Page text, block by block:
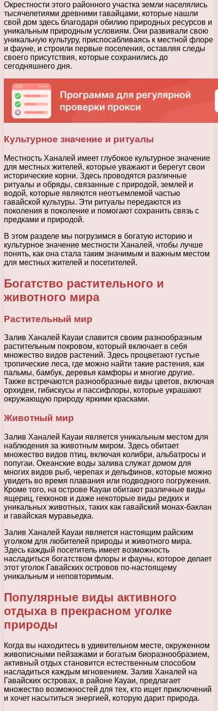
Окрестности этого районного участка земли населялись
тысячелетиями древними гавайцами, которые нашли
свой дом здесь благодаря обилию природных ресурсов и
уникальным природным условиям. Они развивали свою
уникальную культуру, приспосабливаясь к местной флоре
и фауне, и строили первые поселения, оставляя следы
своего присутствия, которые сохранились до
сегодняшнего дня.
Культурное значение и ритуалы
Местность Ханалей имеет глубокое культурное значение
для местных жителей, которые уважают и берегут свои
исторические корни. Здесь проводятся различные
ритуалы и обряды, связанные с природой, землей и
водой, которые являются неотъемлемой частью
гавайской культуры. Эти ритуалы передаются из
поколения в поколение и помогают сохранить связь с
предками и природой.
В этом разделе мы погрузимся в богатую историю и
культурное значение местности Ханалей, чтобы лучше
понять, как она стала таким значимым и важным местом
для местных жителей и посетителей.
Богатство растительного и
животного мира
Растительный мир
Залив Ханалей Кауаи славится своим разнообразным
растительным покровом, который включает в себя
множество видов растений. Здесь процветают густые
тропические леса, где можно найти такие растения, как
пальмы, бамбук, деревья камфоры и многие другие.
Также встречаются разнообразные виды цветов, включая
орхидеи, гибискусы и пассифлоры, которые украшают
окружающую природу яркими красками.
Животный мир
Залив Ханалей Кауаи является уникальным местом для
наблюдения за животным миром. Здесь обитает
множество видов птиц, включая колибри, альбатросы и
попугаи. Океанские воды залива служат домом для
многих видов рыб, черепах и дельфинов, которые можно
увидеть во время плавания или подводного погружения.
Кроме того, на острове Кауаи обитают различные виды
ящериц, гекконов и даже некоторые виды редких и
уникальных животных, таких как гавайский монах-баклан
и гавайская муравьедка.
Залив Ханалей Кауаи является настоящим райским
уголком для любителей природы и животного мира.
Здесь каждый посетитель имеет возможность
насладиться богатством флоры и фауны, которое делает
этот уголок Гавайских островов по-настоящему
уникальным и неповторимым.
Популярные виды активного
отдыха в прекрасном уголке
природы
Когда вы находитесь в удивительном месте, окруженном
живописными пейзажами и богатым биоразнообразием,
активный отдых становится естественным способом
насладиться каждым мгновением. Залив Ханалей на
Гавайских островах, в районе Кауаи, предлагает
множество возможностей для тех, кто ищет приключений
и хочет насытиться энергией, которую дарит природа.